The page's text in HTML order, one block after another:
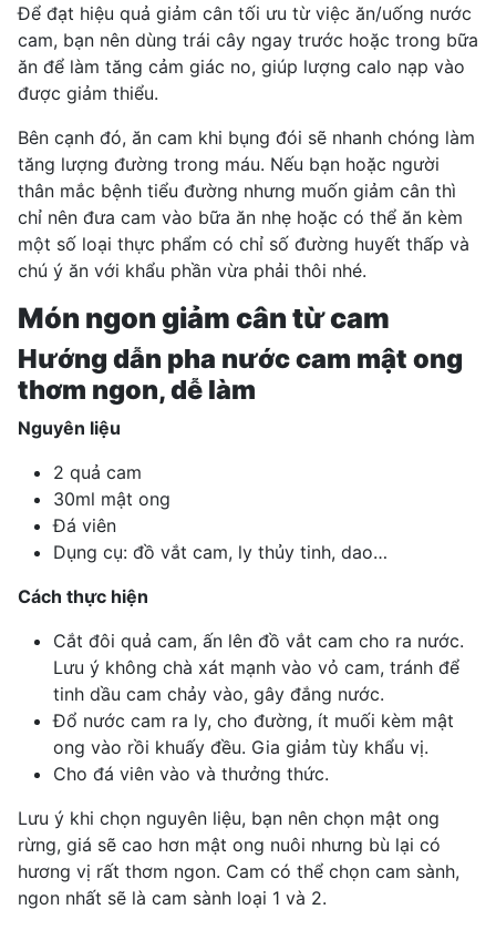
Để đạt hiệu quả giảm cân tối ưu từ việc ăn/uống nước
cam, bạn nên dùng trái cây ngay trước hoặc trong bữa
ăn để làm tăng cảm giác no, giúp lượng calo nạp vào
được giảm thiểu.
Bên cạnh đó, ăn cam khi bụng đói sẽ nhanh chóng làm
tăng lượng đường trong máu. Nếu bạn hoặc người
thân mắc bệnh tiểu đường nhưng muốn giảm cân thì
chỉ nên đưa cam vào bữa ăn nhẹ hoặc có thể ăn kèm
một số loại thực phẩm có chỉ số đường huyết thấp và
chú ý ăn với khẩu phần vừa phải thôi nhé.
Món ngon giảm cân từ cam
Hướng dẫn pha nước cam mật ong
thơm ngon, dễ làm
Nguyên liệu
2 quả cam
30ml mật ong
Đá viên
Dụng cụ: đồ vắt cam, ly thủy tinh, dao…
Cách thực hiện
Cắt đôi quả cam, ấn lên đồ vắt cam cho ra nước.
Lưu ý không chà xát mạnh vào vỏ cam, tránh để
tinh dầu cam chảy vào, gây đắng nước.
Đổ nước cam ra ly, cho đường, ít muối kèm mật
ong vào rồi khuấy đều. Gia giảm tùy khẩu vị.
Cho đá viên vào và thưởng thức.
Lưu ý khi chọn nguyên liệu, bạn nên chọn mật ong
rừng, giá sẽ cao hơn mật ong nuôi nhưng bù lại có
hương vị rất thơm ngon. Cam có thể chọn cam sành,
ngon nhất sẽ là cam sành loại 1 và 2.